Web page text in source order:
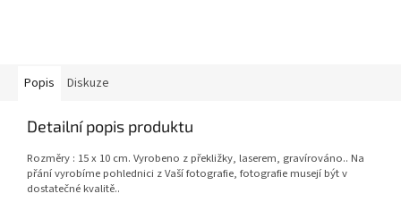
Popis Diskuze
Detailní popis produktu
Rozměry : 15 x 10 cm. Vyrobeno z překližky, laserem, gravírováno.. Na
přání vyrobíme pohlednici z Vaší fotografie, fotografie musejí být v
dostatečné kvalitě..